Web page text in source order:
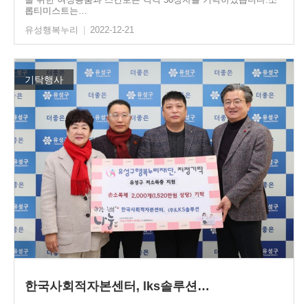
롭티미스트는…
유성행복누리
2022-12-21
기탁행사
한국사회적자본센터, lks솔루션…